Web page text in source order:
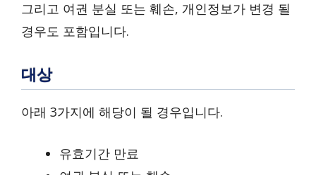
그리고 여권 분실 또는 훼손, 개인정보가 변경 될
경우도 포함입니다.
대상
아래 3가지에 해당이 될 경우입니다.
유효기간 만료